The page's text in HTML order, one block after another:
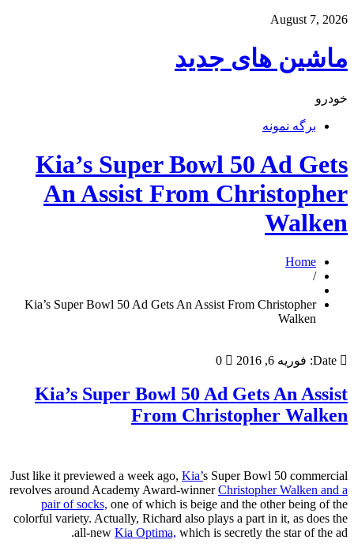
August 7, 2026
ماشین های جدید
خودرو
برگه نمونه
Kia’s Super Bowl 50 Ad Gets
An Assist From Christopher
Walken
Home
/
Kia’s Super Bowl 50 Ad Gets An Assist From Christopher
Walken
Date: فوریه 6, 2016 0
Kia’s Super Bowl 50 Ad Gets An Assist
From Christopher Walken
Just like it previewed a week ago, Kia’s Super Bowl 50 commercial
revolves around Academy Award-winnerChristopher Walken and a
pair of socks, one of which is beige and the other being of the
colorful variety. Actually, Richard also plays a part in it, as does the
all-new Kia Optima, which is secretly the star of the ad.